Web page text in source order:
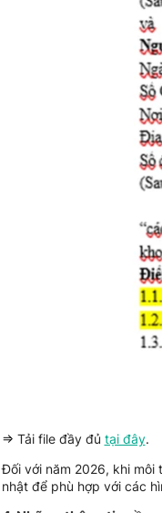
=> Tải file đầy đủ tại đây.
Đối với năm 2026, khi môi
nhật để phù hợp với các